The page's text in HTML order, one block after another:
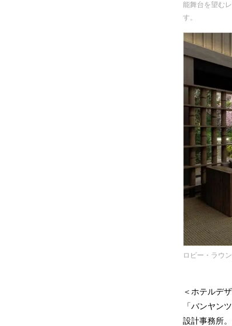
能舞台を望む
す。
ロビー・ラウ
＜ホテルデ
「バンヤン
設計事務所